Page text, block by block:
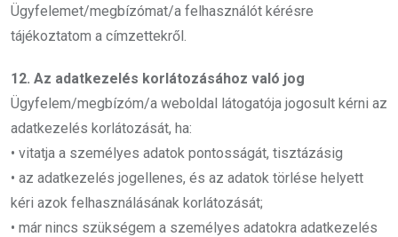
Ügyfelemet/megbízómat/a felhasználót kérésre
tájékoztatom a címzettekről.
12. Az adatkezelés korlátozásához való jog
Ügyfelem/megbízóm/a weboldal látogatója jogosult kérni az
adatkezelés korlátozását, ha:
• vitatja a személyes adatok pontosságát, tisztázásig
• az adatkezelés jogellenes, és az adatok törlése helyett
kéri azok felhasználásának korlátozását;
• már nincs szükségem a személyes adatokra adatkezelés